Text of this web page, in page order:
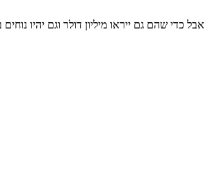
אבל כדי שהם גם ייראו מיליון דולר וגם יהיו